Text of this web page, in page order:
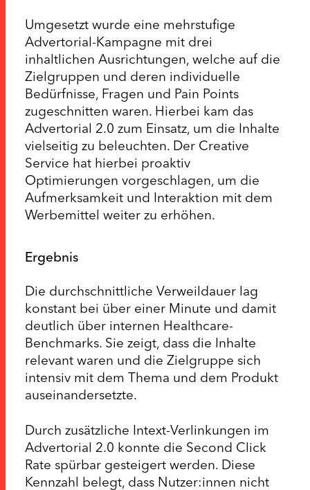
Umgesetzt wurde eine mehrstufige
Advertorial-Kampagne mit drei
inhaltlichen Ausrichtungen, welche auf die
Zielgruppen und deren individuelle
Bedürfnisse, Fragen und Pain Points
zugeschnitten waren. Hierbei kam das
Advertorial 2.0 zum Einsatz, um die Inhalte
vielseitig zu beleuchten. Der Creative
Service hat hierbei proaktiv
Optimierungen vorgeschlagen, um die
Aufmerksamkeit und Interaktion mit dem
Werbemittel weiter zu erhöhen.
Ergebnis
Die durchschnittliche Verweildauer lag
konstant bei über einer Minute und damit
deutlich über internen Healthcare-
Benchmarks. Sie zeigt, dass die Inhalte
relevant waren und die Zielgruppe sich
intensiv mit dem Thema und dem Produkt
auseinandersetzte.
Durch zusätzliche Intext-Verlinkungen im
Advertorial 2.0 konnte die Second Click
Rate spürbar gesteigert werden. Diese
Kennzahl belegt, dass Nutzer:innen nicht